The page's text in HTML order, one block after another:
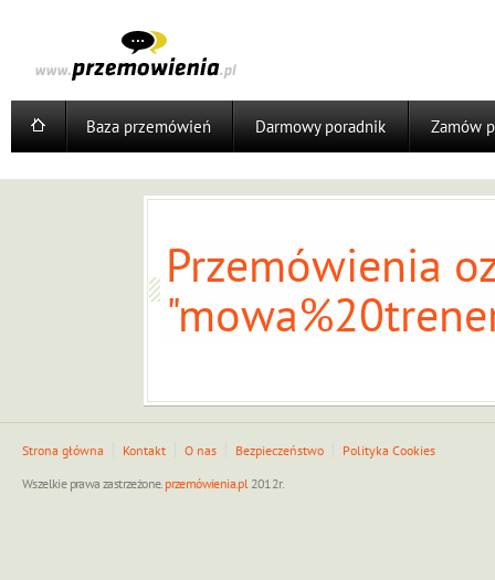
Baza przemówień Darmowy poradnik Zamów
Przemówienia
Strona główna Kontakt O nas Bezpieczeństwo
Polityka Cookies
Wszelkie prawa zastrzeżone. przemówienia.pl2012r.